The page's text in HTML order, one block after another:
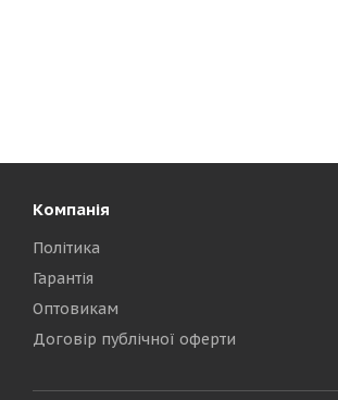
Компанія
Політика
Гарантія
Оптовикам
Договір публічної оферти